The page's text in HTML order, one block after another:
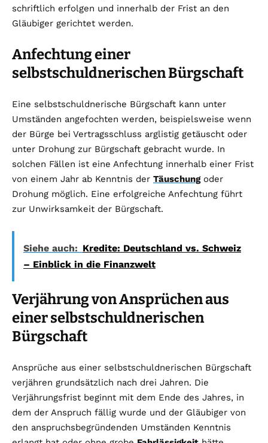
schriftlich erfolgen und innerhalb der Frist an den
Gläubiger gerichtet werden.
Anfechtung einer
selbstschuldnerischen Bürgschaft
Eine selbstschuldnerische Bürgschaft kann unter
Umständen angefochten werden, beispielsweise wenn
der Bürge bei Vertragsschluss arglistig getäuscht oder
unter Drohung zur Bürgschaft gebracht wurde. In
solchen Fällen ist eine Anfechtung innerhalb einer Frist
von einem Jahr ab Kenntnis der Täuschungoder
Drohung möglich. Eine erfolgreiche Anfechtung führt
zur Unwirksamkeit der Bürgschaft.
Siehe auch: Kredite: Deutschland vs. Schweiz
– Einblick in die Finanzwelt
Verjährung von Ansprüchen aus
einer selbstschuldnerischen
Bürgschaft
Ansprüche aus einer selbstschuldnerischen Bürgschaft
verjähren grundsätzlich nach drei Jahren. Die
Verjährungsfrist beginnt mit dem Ende des Jahres, in
dem der Anspruch fällig wurde und der Gläubiger von
den anspruchsbegründenden Umständen Kenntnis